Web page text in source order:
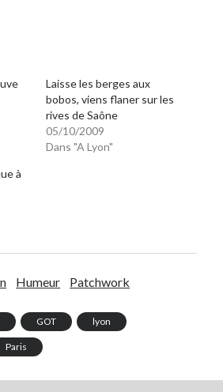
Laisse les berges aux
bobos, viens flaner sur les
rives de Saône
05/10/2009
Dans "A Lyon"
à
Humeur Patchwork
GOT lyon
Paris